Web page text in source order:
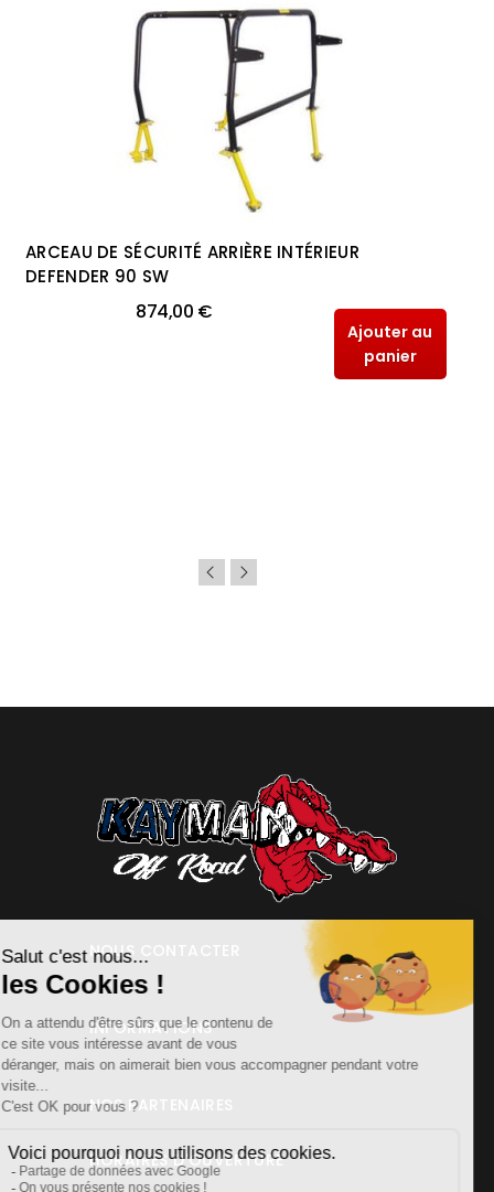
ARCEAU DE SÉCURITÉ ARRIÈRE INTÉRIEUR
DEFENDER 90 SW
874,00 €
Ajouter au
panier
NOUS CONTACTER
INFORMATIONS
NOS PARTENAIRES
HORAIRES D'OUVERTURE